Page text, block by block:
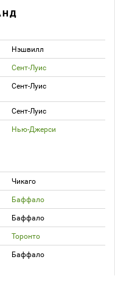
Нэшвилл
Сент-Луис
Сент-Луис
Сент-Луис
Нью-Джерси
Чикаго
Баффало
Баффало
Торонто
Баффало